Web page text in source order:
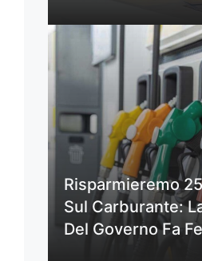
Risparmieremo
Sul Carburante:
Del Governo Fa